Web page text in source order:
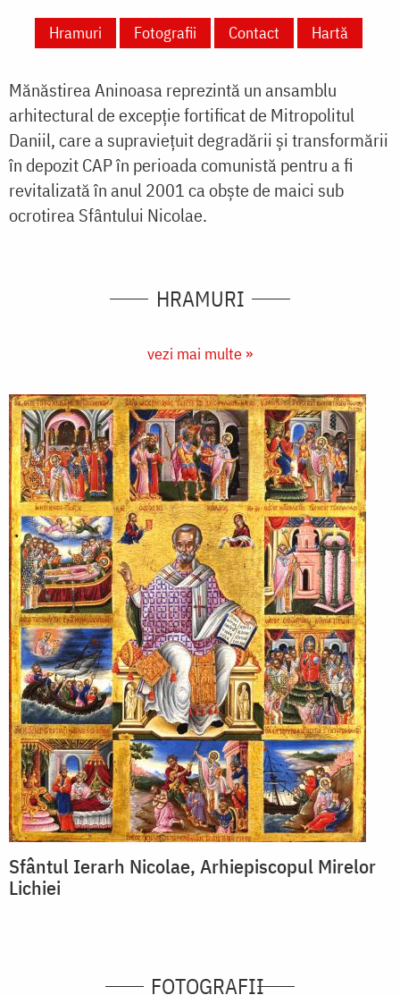
Hramuri Fotografii Contact Hartă
Mănăstirea Aninoasa reprezintă un ansamblu
arhitectural de excepție fortificat de Mitropolitul
Daniil, care a supraviețuit degradării și transformării
în depozit CAP în perioada comunistă pentru a fi
revitalizată în anul 2001 ca obște de maici sub
ocrotirea Sfântului Nicolae.
HRAMURI
vezi mai multe »
Sfântul Ierarh Nicolae, Arhiepiscopul Mirelor
Lichiei
FOTOGRAFII